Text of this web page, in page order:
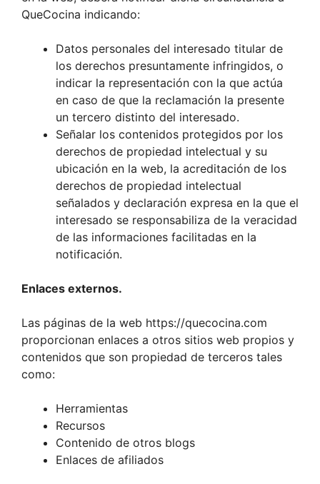
QueCocina indicando:
Datos personales del interesado titular de
los derechos presuntamente infringidos, o
indicar la representación con la que actúa
en caso de que la reclamación la presente
un tercero distinto del interesado.
Señalar los contenidos protegidos por los
derechos de propiedad intelectual y su
ubicación en la web, la acreditación de los
derechos de propiedad intelectual
señalados y declaración expresa en la que el
interesado se responsabiliza de la veracidad
de las informaciones facilitadas en la
notificación.
Enlaces externos.
Las páginas de la web https://quecocina.com
proporcionan enlaces a otros sitios web propios y
contenidos que son propiedad de terceros tales
como:
Herramientas
Recursos
Contenido de otros blogs
Enlaces de afiliados